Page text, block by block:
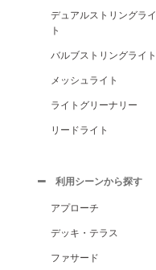
デュアルストリングライ
ト
バルブストリングライト
メッシュライト
ライトグリーナリー
リードライト
利用シーンから探す
アプローチ
デッキ・テラス
ファサード